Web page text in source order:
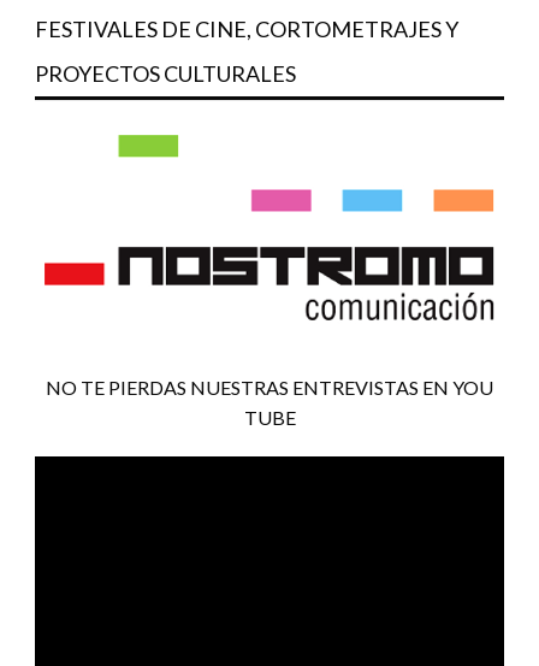
FESTIVALES DE CINE, CORTOMETRAJES Y
PROYECTOS CULTURALES
NO TE PIERDAS NUESTRAS ENTREVISTAS EN YOU
TUBE